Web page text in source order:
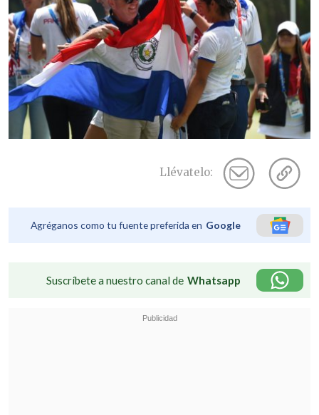
Llévatelo:
Agréganos como tu fuente preferida en Google
Suscríbete a nuestro canal de Whatsapp